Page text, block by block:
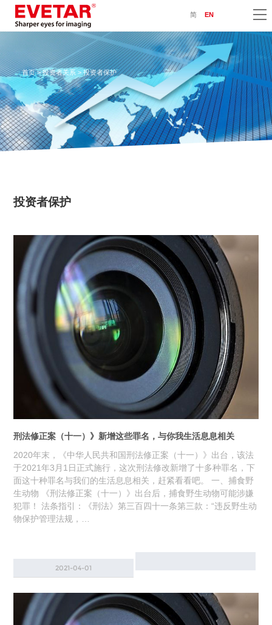
简 EN
首页>投资者关系 > 投资者保护
投资者保护
刑法修正案（十一）》新增这些罪名，与你我生活息息相关
2020年末，《中华人民共和国刑法修正案（十一）》出台，该法
于2021年3月1日正式施行，这次刑法修改新增了十多种罪名，下
面这十种罪名与我们的生活息息相关，赶紧看看吧。 一、捕食野
生动物 《刑法修正案（十一）》出台后，捕食野生动物可能涉嫌
犯罪！ 法条指引：《刑法》第三百四十一条第三款：“违反野生动
物保护管理法规，…
2021-04-01